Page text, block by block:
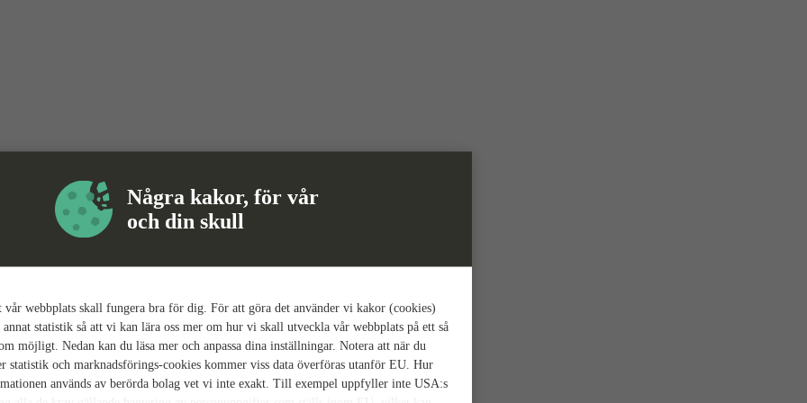
Några kakor, för vår
och din skull
webbplats skall fungera bra för dig. För att göra det använder vi kakor (cookies)
statistik så att vi kan lära oss mer om hur vi skall utveckla vår webbplats på ett så
möjligt. Nedan kan du läsa mer och anpassa dina inställningar. Notera att när du
statistik och marknadsförings-cookies kommer viss data överföras utanför EU. Hur
används av berörda bolag vet vi inte exakt. Till exempel uppfyller inte USA:s